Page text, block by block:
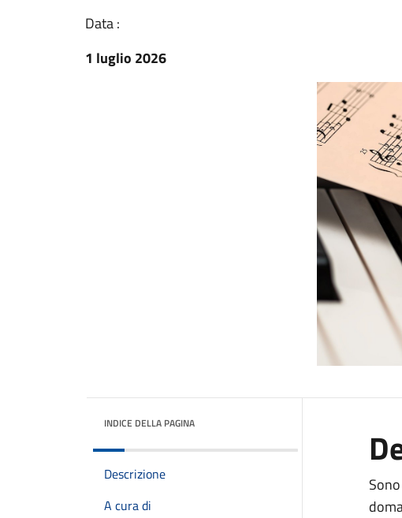
Data :
1 luglio 2026
INDICE DELLA PAGINA
Descrizione
A cura di